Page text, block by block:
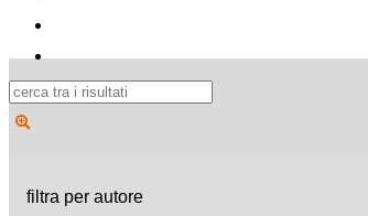
filtra per autore